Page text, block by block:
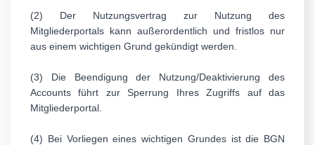
(2) Der Nutzungsvertrag zur Nutzung des
Mitgliederportals kann außerordentlich und fristlos nur
aus einem wichtigen Grund gekündigt werden.
(3) Die Beendigung der Nutzung/Deaktivierung des
Accounts führt zur Sperrung Ihres Zugriffs auf das
Mitgliederportal.
(4) Bei Vorliegen eines wichtigen Grundes ist die BGN